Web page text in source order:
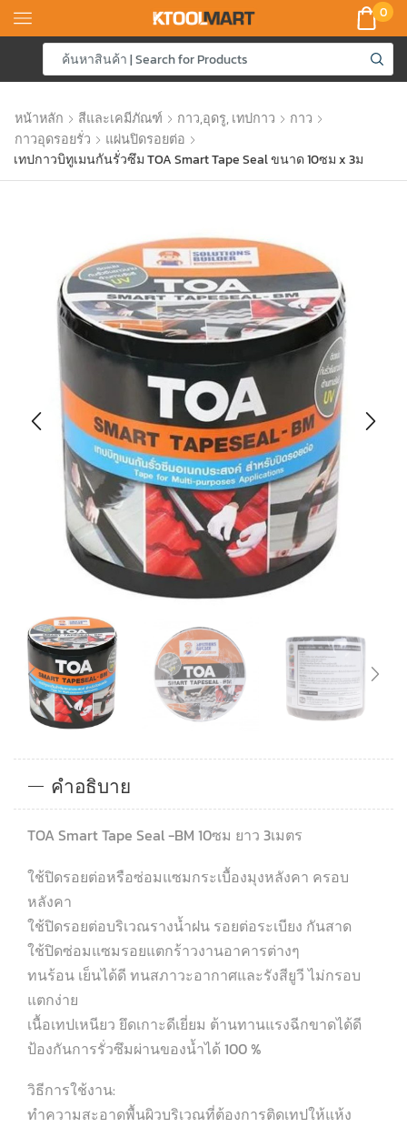
0
หน้าหลัก สีและเคมีภัณฑ์ กาว,อุดรู, เทปกาว
กาว
กาวอุดรอยรั่ว
แผ่นปิดรอยต่อ
เทปกาวบิทูเมนกันรั่วซึม TOA Smart Tape Seal ขนาด 10ซม x 3ม
คำอธิบาย
TOA Smart Tape Seal -BM 10ซม ยาว 3เมตร
ใช้ปิดรอยต่อหรือซ่อมแซมกระเบื้องมุงหลังคา ครอบ
หลังคา
ใช้ปิดรอยต่อบริเวณรางน้ำฝน รอยต่อระเบียง กันสาด
ใช้ปิดซ่อมแซมรอยแตกร้าวงานอาคารต่างๆ
ทนร้อน เย็นได้ดี ทนสภาวะอากาศและรังสียูวี ไม่กรอบ
แตกง่าย
เนื้อเทปเหนียว ยึดเกาะดีเยี่ยม ต้านทานแรงฉีกขาดได้ดี
ป้องกันการรั่วซึมผ่านของน้ำได้ 100 %
วิธีการใช้งาน:
ทำความสะอาดพื้นผิวบริเวณที่ต้องการติดเทปให้แห้ง